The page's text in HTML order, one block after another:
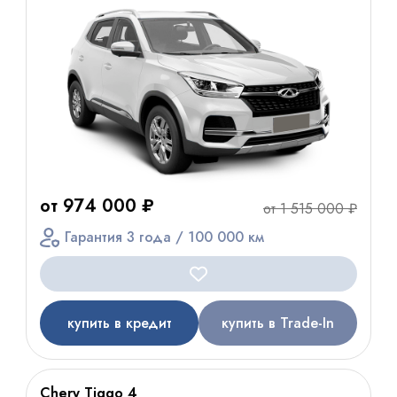
от 974 000 ₽
от 1 515 000 ₽
Гарантия 3 года / 100 000 км
купить в кредит купить в Trade-In